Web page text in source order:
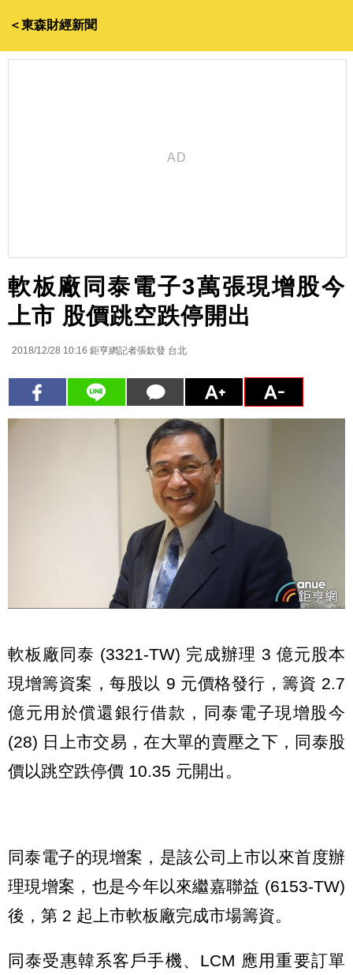
＜東森財經新聞
軟板廠同泰電子3萬張現增股今
上市 股價跳空跌停開出
2018/12/28 10:16 鉅亨網記者張欽發 台北
軟板廠同泰 (3321-TW) 完成辦理 3 億元股本
現增籌資案，每股以 9 元價格發行，籌資 2.7
億元用於償還銀行借款，同泰電子現增股今
(28) 日上市交易，在大單的賣壓之下，同泰股
價以跳空跌停價 10.35 元開出。
同泰電子的現增案，是該公司上市以來首度辦
理現增案，也是今年以來繼嘉聯益 (6153-TW)
後，第 2 起上市軟板廠完成市場籌資。
同泰受惠韓系客戶手機、LCM 應用重要訂單